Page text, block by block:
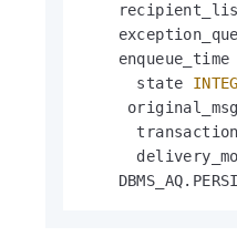
    enqueue_time
      state